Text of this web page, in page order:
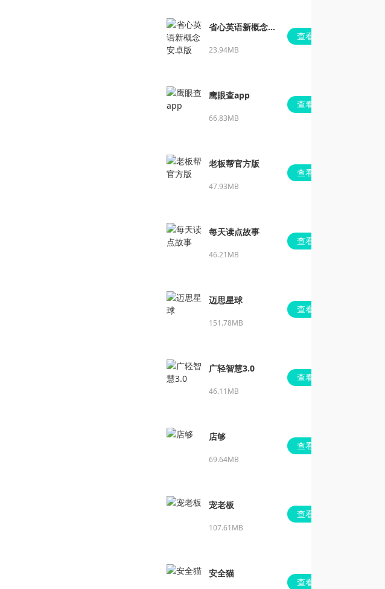
省心英语新概念安
卓版
23.94MB
查看
鹰眼查app
66.83MB
查看
老板帮官方版
47.93MB
查看
每天读点故事
46.21MB
查看
迈思星球
151.78MB
查看
广轻智慧3.0
46.11MB
查看
店够
69.64MB
查看
宠老板
107.61MB
查看
安全猫
查看